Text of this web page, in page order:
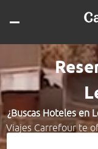
¿Buscas Hoteles en
Viajes Carrefour te